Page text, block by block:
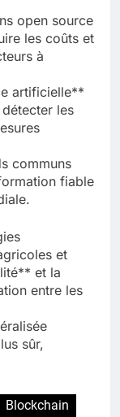
open source
les coûts et
à
artificielle**
les
communs
fiable
et
et la
entre les
sûr,
Blockchain